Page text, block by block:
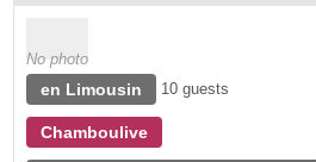
No photo
en Limousin 10 guests
Chamboulive